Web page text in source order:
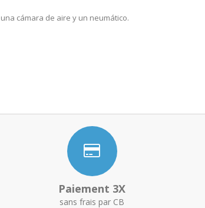
cámara de aire y un neumático.
Paiement 3X
sans frais par CB